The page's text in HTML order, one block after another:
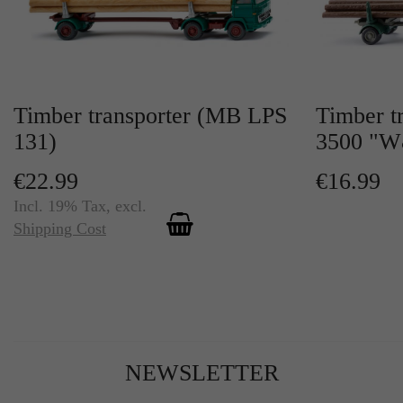
Timber transporter (MB LPS
131)
€22.99
Incl. 19% Tax, excl.
Shipping Cost
Timber
3500
€16.99
NEWSLETTER